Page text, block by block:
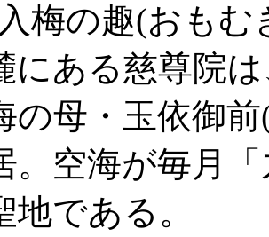
梅の趣(おもむ
にある慈尊院
の母・玉依御
。空海が毎月
地である。